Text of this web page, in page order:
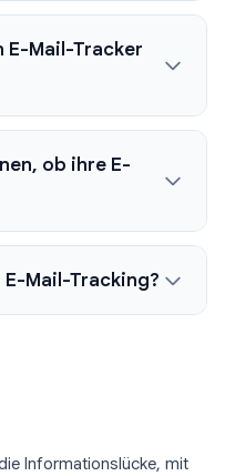
E-Mail-Tracker
ob ihre E-
Mail-Tracking?
Informationslücke, mit